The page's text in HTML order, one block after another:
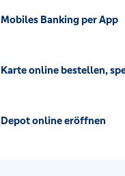
Mobiles Banking per App
Karte online bestellen,
Depot online eröffnen